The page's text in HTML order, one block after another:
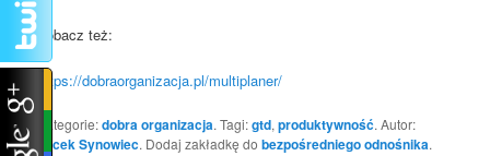
Zobacz też:
https://dobraorganizacja.pl/multiplaner/
Kategorie:dobra organizacja. Tagi:gtd,produktywność. Autor:
Jacek Synowiec. Dodaj zakładkę dobezpośredniego odnośnika.